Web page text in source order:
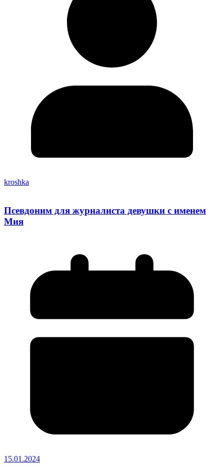
kroshka
Псевдоним для журналиста девушки с именем
Мия
15.01.2024